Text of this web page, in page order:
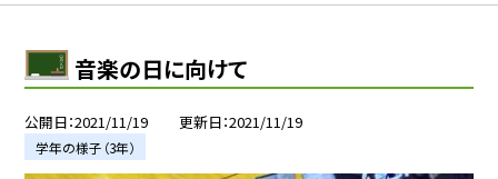
音楽の日に向けて
公開日 2021/11/19 更新日 2021/11/19
学年の様子（3年）